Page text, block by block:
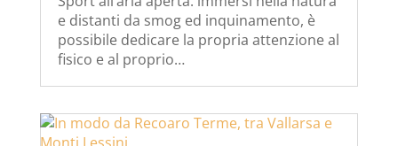
e distanti da smog ed inquinamento, è
possibile dedicare la propria attenzione al
fisico e al proprio…